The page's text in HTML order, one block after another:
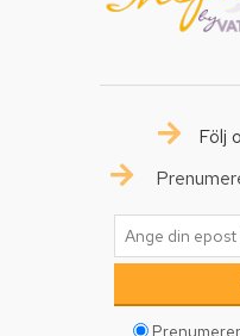
Följ